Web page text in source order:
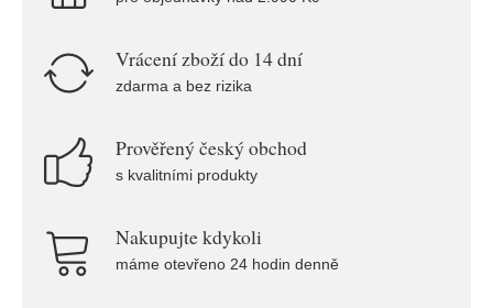
Vrácení zboží do 14 dní
zdarma a bez rizika
Prověřený český obchod
s kvalitními produkty
Nakupujte kdykoli
máme otevřeno 24 hodin denně